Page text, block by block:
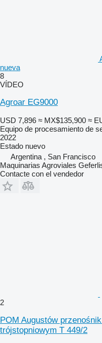
nueva
8
VÍDEO
Agroar EG9000
USD 7,896 ≈ MX$135,900 ≈
Equipo de procesamiento de
2022
Estado nuevo
Argentina , San Francisco
Maquinarias Agroviales
Contacte con el vendedor
2
POM Augustów
trójstopniowym T 449/2